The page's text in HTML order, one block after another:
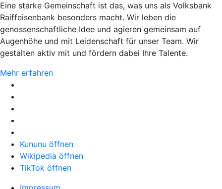
Eine starke Gemeinschaft ist das, was uns als Volksbank
Raiffeisenbank besonders macht. Wir leben die
genossenschaftliche Idee und agieren gemeinsam auf
Augenhöhe und mit Leidenschaft für unser Team. Wir
gestalten aktiv mit und fördern dabei Ihre Talente.
Mehr erfahren
Kununu öffnen
Wikipedia öffnen
TikTok öffnen